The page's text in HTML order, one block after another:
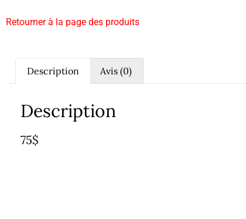
Retourner à la page des produits
Description Avis (0)
Description
75$